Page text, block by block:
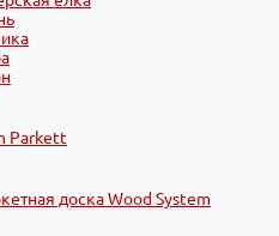
Parkett
доска Wood System